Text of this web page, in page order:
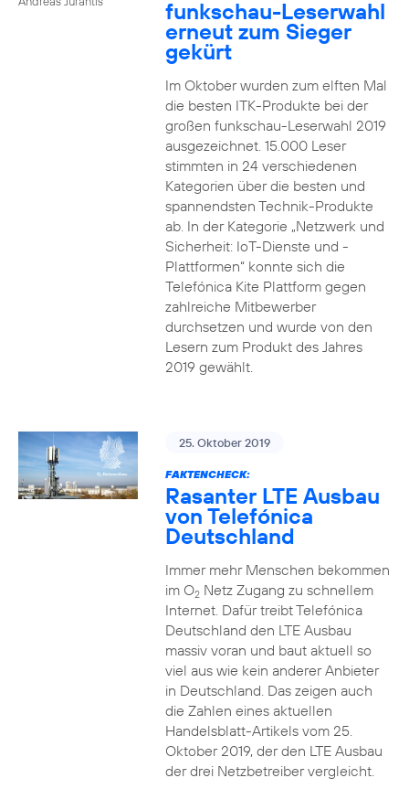
funkschau-Leserwahl
erneut zum Sieger
gekürt
Im Oktober wurden zum elften Mal
die besten ITK-Produkte bei der
großen funkschau-Leserwahl 2019
ausgezeichnet. 15.000 Leser
stimmten in 24 verschiedenen
Kategorien über die besten und
spannendsten Technik-Produkte
ab. In der Kategorie „Netzwerk und
Sicherheit: IoT-Dienste und -
Plattformen“ konnte sich die
Telefónica Kite Plattform gegen
zahlreiche Mitbewerber
durchsetzen und wurde von den
Lesern zum Produkt des Jahres
2019 gewählt.
25. Oktober 2019
FAKTENCHECK:
Rasanter LTE Ausbau
von Telefónica
Deutschland
Immer mehr Menschen bekommen
im O2Netz Zugang zu schnellem
Internet. Dafür treibt Telefónica
Deutschland den LTE Ausbau
massiv voran und baut aktuell so
viel aus wie kein anderer Anbieter
in Deutschland. Das zeigen auch
die Zahlen eines aktuellen
Handelsblatt-Artikels vom 25.
Oktober 2019, der den LTE Ausbau
der drei Netzbetreiber vergleicht.